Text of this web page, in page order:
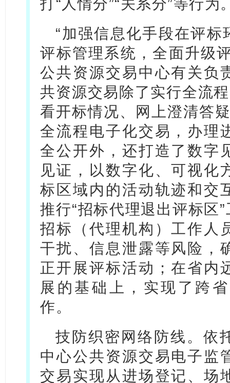
打“人情分”“关系分”等行为
“加强信息化手段在评
评标管理系统，全面升级
公共资源交易中心有关负
共资源交易除了实行全流
看开标情况、网上澄清答
全流程电子化交易，办理
全公开外，还打造了数字
见证，以数字化、可视化
标区域内的活动轨迹和交
推行“招标代理退出评标区
招标（代理机构）工作人
干扰、信息泄露等风险，
正开展评标活动；在省内
展的基础上，实现了跨
作。
技防织密网络防线。依
中心公共资源交易电子监
交易实现从进场登记、场